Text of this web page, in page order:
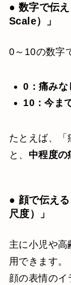
● 数字で伝
Scale）」
0～10の数字
0：痛みな
10：今ま
たとえば、「
と、 中程度の
● 顔で伝え
尺度）」
主に小児や
用できます。
顔の表情のイ